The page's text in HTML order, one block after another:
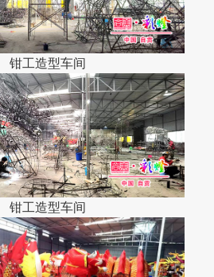
钳工造型车间
钳工造型车间